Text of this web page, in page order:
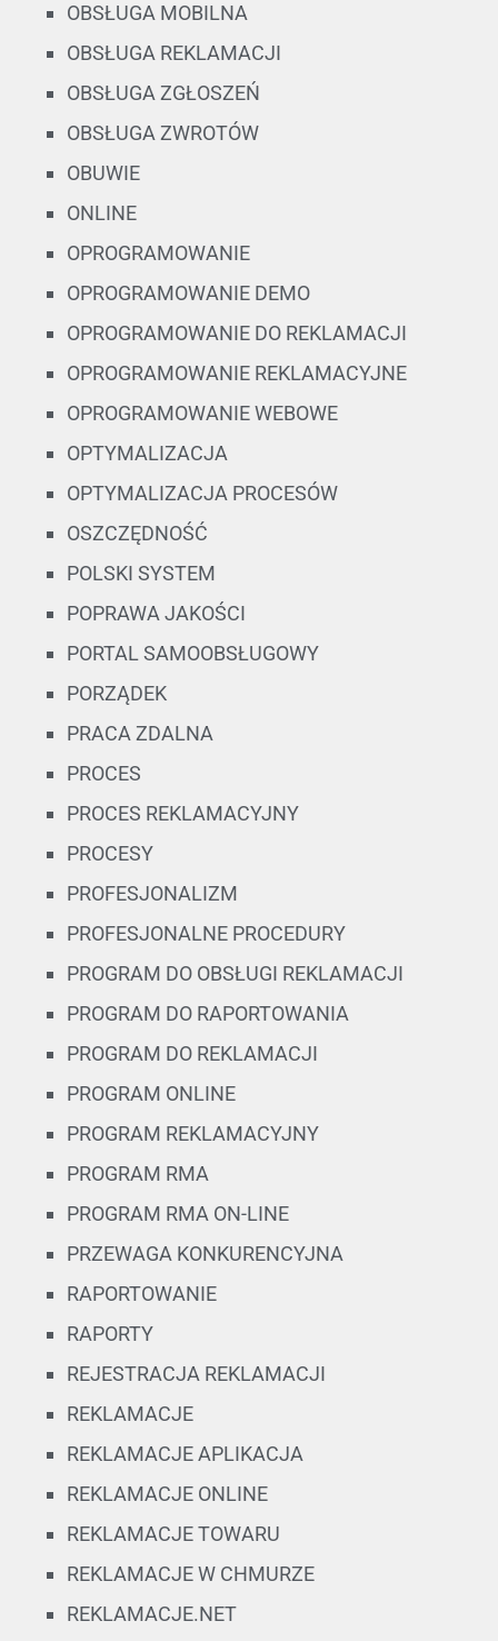
OBSŁUGA MOBILNA
OBSŁUGA REKLAMACJI
OBSŁUGA ZGŁOSZEŃ
OBSŁUGA ZWROTÓW
OBUWIE
ONLINE
OPROGRAMOWANIE
OPROGRAMOWANIE DEMO
OPROGRAMOWANIE DO REKLAMACJI
OPROGRAMOWANIE REKLAMACYJNE
OPROGRAMOWANIE WEBOWE
OPTYMALIZACJA
OPTYMALIZACJA PROCESÓW
OSZCZĘDNOŚĆ
POLSKI SYSTEM
POPRAWA JAKOŚCI
PORTAL SAMOOBSŁUGOWY
PORZĄDEK
PRACA ZDALNA
PROCES
PROCES REKLAMACYJNY
PROCESY
PROFESJONALIZM
PROFESJONALNE PROCEDURY
PROGRAM DO OBSŁUGI REKLAMACJI
PROGRAM DO RAPORTOWANIA
PROGRAM DO REKLAMACJI
PROGRAM ONLINE
PROGRAM REKLAMACYJNY
PROGRAM RMA
PROGRAM RMA ON-LINE
PRZEWAGA KONKURENCYJNA
RAPORTOWANIE
RAPORTY
REJESTRACJA REKLAMACJI
REKLAMACJE
REKLAMACJE APLIKACJA
REKLAMACJE ONLINE
REKLAMACJE TOWARU
REKLAMACJE W CHMURZE
REKLAMACJE.NET